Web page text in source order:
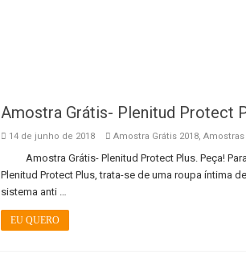
Amostra Grátis- Plenitud Protect
14 de junho de 2018 Amostra Grátis 2018, Amostras
Amostra Grátis- Plenitud Protect Plus. Peça!
Plenitud Protect Plus, trata-se de uma roupa íntima
sistema anti …
EU QUERO